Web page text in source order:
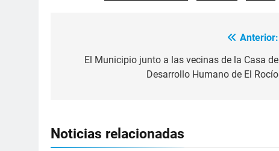
Anterior:
El Municipio junto a las vecinas de la Casa de
Desarrollo Humano de El Rocío
Noticias relacionadas